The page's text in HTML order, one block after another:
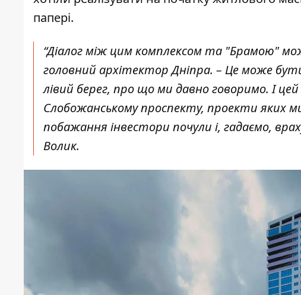
папері.
“Діалог між цим комплексом та "Брамою"
головний архітектор Дніпра. – Це може
лівий берег, про що ми давно говоримо. І
Слобожанському проспекту, проекти яких
побажання інвестори почули і, гадаємо,
Волик.